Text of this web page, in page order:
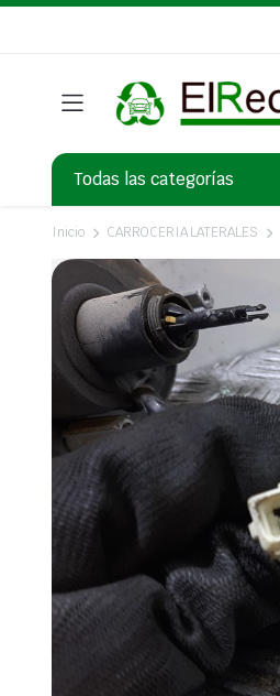
Todas las categorías
Inicio CARROCERIA LATERALES